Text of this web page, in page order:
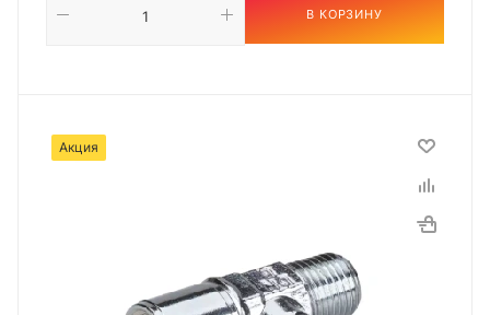
В КОРЗИНУ
Акция